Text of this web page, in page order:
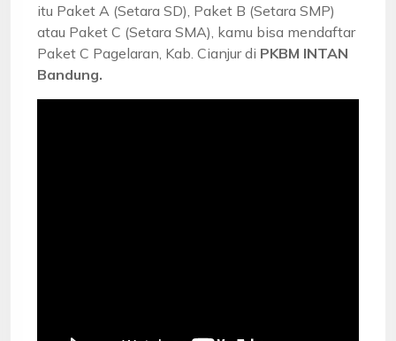
itu Paket A (Setara SD), Paket B (Setara SMP)
atau Paket C (Setara SMA), kamu bisa mendaftar
Paket C Pagelaran, Kab. Cianjur di PKBM INTAN
Bandung.